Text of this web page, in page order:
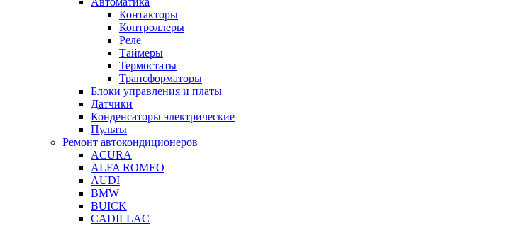
Контакторы
Контроллеры
Реле
Таймеры
Термостаты
Трансформаторы
Блоки управления и платы
Датчики
Конденсаторы электрические
Пульты
Ремонт автокондиционеров
ACURA
ALFA ROMEO
AUDI
BMW
BUICK
CADILLAC